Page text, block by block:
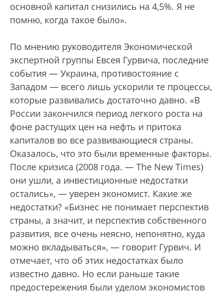
основной капитал снизились на 4,5%. Я не
помню, когда такое было».
По мнению руководителя Экономической
экспертной группы Евсея Гурвича, последние
события — Украина, противостояние с
Западом — всего лишь ускорили те процессы,
которые развивались достаточно давно. «В
России закончился период легкого роста на
фоне растущих цен на нефть и притока
капиталов во все развивающиеся страны.
Оказалось, что это были временные факторы.
После кризиса (2008 года. — The New Times)
они ушли, а инвестиционные недостатки
остались», — уверен экономист. Какие же
недостатки? «Бизнес не понимает перспектив
страны, а значит, и перспектив собственного
развития, все очень неясно, непонятно, куда
можно вкладываться», — говорит Гурвич. И
отмечает, что об этих недостатках было
известно давно. Но если раньше такие
предостережения были уделом экономистов